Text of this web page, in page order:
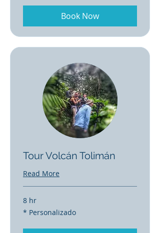
Book Now
Tour Volcán Tolimán
Read More
8 hr
*
Personalizado
* Personalizado